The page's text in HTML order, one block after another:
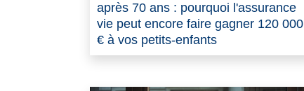
après 70 ans : pourquoi l'assurance
vie peut encore faire gagner 120 000
€ à vos petits-enfants